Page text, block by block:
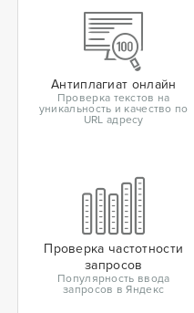
Антиплагиат онлайн
Проверка текстов на
уникальность и качество по
URL адресу
Проверка частотности
запросов
Популярность ввода
запросов в Яндекс